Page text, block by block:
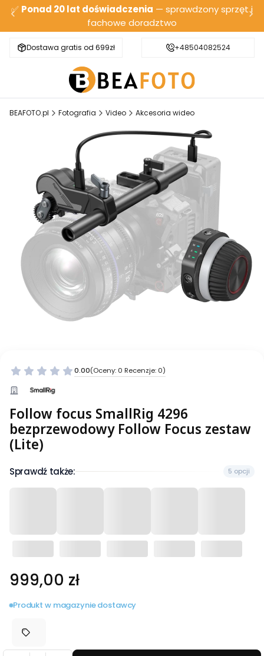
✅ Ponad 20 lat doświadczenia — sprawdzony sprzęt i
fachowe doradztwo
Dostawa gratis od 699zł Bezpieczna wysyłka
+48504082524
BEAFOTO.pl Fotografia Video Akcesoria wideo
0.00(Oceny: 0 Recenzje: 0)
Follow focus SmallRig 4296
bezprzewodowy Follow Focus zestaw
(Lite)
Sprawdź także: 5 opcji
Cena
999,00 zł
Produkt w magazynie dostawcy